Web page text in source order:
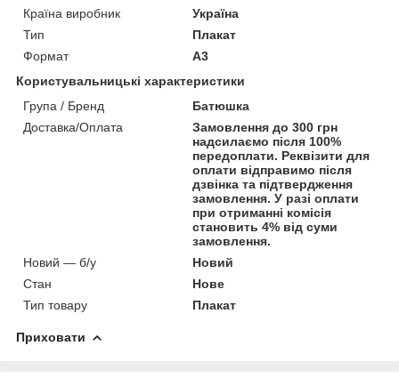
Країна виробник
Україна
Тип
Плакат
Формат
A3
Користувальницькі характеристики
Група / Бренд
Батюшка
Доставка/Оплата
Замовлення до 300 грн
надсилаємо після 100%
передоплати. Реквізити для
оплати відправимо після
дзвінка та підтвердження
замовлення. У разі оплати
при отриманні комісія
становить 4% від суми
замовлення.
Новий — б/у
Новий
Стан
Нове
Тип товару
Плакат
Приховати